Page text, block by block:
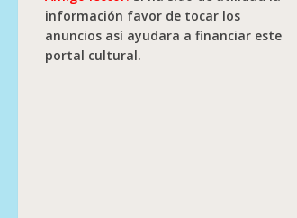
información favor de tocar los
anuncios así ayudara a financiar este
portal cultural.